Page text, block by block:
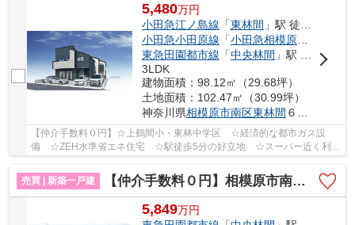
5,480万円
小田急江ノ島線 「東林間 」駅 徒歩5分
小田急小田原線 「小田急相模原」駅 徒歩
東急田園都市線 「中央林間 」駅 徒歩22分
3LDK
建物面積：98.12㎡（29.68坪）
土地面積：102.47㎡（30.99坪）
神奈川県相模原市南区東林間 ６丁目
【仲介手数料０円】☆上鶴間小・東林中学区 ☆経済的な都市ガス設
備 ☆ZEH水準省エネ住宅 ☆駅徒歩5分の好立地 ☆スーパー近く利便
売買 | 新築一戸建
【仲介手数料０円】相模原市南区東林間13期 新築一戸建て
5,849万円